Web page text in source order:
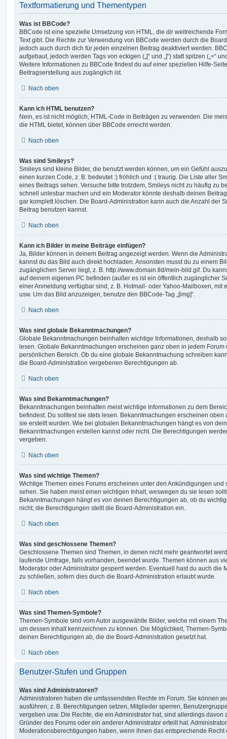
Textformatierung und Thementypen
Was ist BBCode?
BBCode ist eine spezielle Umsetzung von HTML, die dir weitreichende
Text gibt. Die Rechte zur Verwendung von BBCode werden durch die
jedoch auch durch dich für jeden einzelnen Beitrag deaktiviert werden.
aufgebaut, jedoch werden Tags von eckigen („[“ und „]“) statt spitzen („<“
Weitere Informationen zu BBCode findest du auf einer speziellen Hilfe-
Beitragserstellung aus zugänglich ist.
Nach oben
Kann ich HTML benutzen?
Nein, es ist nicht möglich, HTML-Code in Beiträgen zu verwenden. Die
die HTML bietet, können über BBCode erreicht werden.
Nach oben
Was sind Smileys?
Smileys sind kleine Bilder, die benutzt werden können, um ein Gefühl
einen kurzen Code, z. B. bedeutet :) fröhlich und :( traurig. Die Liste aller
eines Beitrags sehen. Versuche bitte trotzdem, Smileys nicht zu häufig zu
schnell unlesbar machen und ein Moderator könnte deshalb deinen
gar komplett löschen. Die Board-Administration kann auch die Anzahl der
Beitrag benutzen kannst.
Nach oben
Kann ich Bilder in meine Beiträge einfügen?
Ja, Bilder können in deinem Beitrag angezeigt werden. Wenn die
kannst du das Bild auch direkt hochladen. Ansonsten musst du zu einem
zugänglichen Server liegt, z. B. http://www.domain.tld/mein-bild.gif. Du
auf deinem eigenen PC befinden (außer es ist ein öffentlich zugänglicher
einer Anmeldung verfügbar sind, z. B. Hotmail- oder Yahoo-Mailboxen, mit
usw. Um das Bild anzuzeigen, benutze den BBCode-Tag „[img]“.
Nach oben
Was sind globale Bekanntmachungen?
Globale Bekanntmachungen beinhalten wichtige Informationen, deshalb
lesen. Globale Bekanntmachungen erscheinen ganz oben in jedem
persönlichen Bereich. Ob du eine globale Bekanntmachung schreiben
die Board-Administration vergebenen Berechtigungen ab.
Nach oben
Was sind Bekanntmachungen?
Bekanntmachungen beinhalten meist wichtige Informationen zu dem
befindest. Du solltest sie stets lesen. Bekanntmachungen erscheinen oben
sie erstellt wurden. Wie bei globalen Bekanntmachungen hängt es von
Bekanntmachungen erstellen kannst oder nicht. Die Berechtigungen
vergeben.
Nach oben
Was sind wichtige Themen?
Wichtige Themen eines Forums erscheinen unter den Ankündigungen und
sehen. Sie haben meist einen wichtigen Inhalt, weswegen du sie lesen
Bekanntmachungen hängt es von deinen Berechtigungen ab, ob du
nicht; die Berechtigungen stellt die Board-Administration ein.
Nach oben
Was sind geschlossene Themen?
Geschlossene Themen sind Themen, in denen nicht mehr geantwortet
laufende Umfrage, falls vorhanden, beendet wurde. Themen können aus
Moderator oder Administrator gesperrt werden. Eventuell hast du auch die
zu schließen, sofern dies durch die Board-Administration erlaubt wurde.
Nach oben
Was sind Themen-Symbole?
Themen-Symbole sind vom Autor ausgewählte Bilder, welche mit einem
um dessen Inhalt kennzeichnen zu können. Die Möglichkeit, Themen-
deinen Berechtigungen ab, die die Board-Administration gesetzt hat.
Nach oben
Benutzer-Stufen und Gruppen
Was sind Administratoren?
Administratoren haben die umfassendsten Rechte im Forum. Sie können
ausführen; z. B. Berechtigungen setzen, Mitglieder sperren,
vergeben usw. Die Rechte, die ein Administrator hat, sind allerdings
Gründer des Forums oder ein anderer Administrator erteilt hat.
Moderationsberechtigungen haben, wenn ihnen das entsprechende Recht